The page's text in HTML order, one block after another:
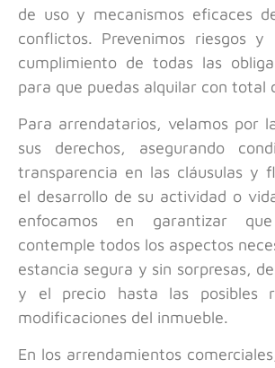
de uso y mecanismos eficaces
conflictos. Prevenimos riesgos y
cumplimiento de todas las
para que puedas alquilar con total
Para arrendatarios, velamos por
sus derechos, asegurando
transparencia en las cláusulas y
el desarrollo de su actividad o
enfocamos en garantizar
contemple todos los aspectos
estancia segura y sin sorpresas,
y el precio hasta las posibles
modificaciones del inmueble.
En los arrendamientos